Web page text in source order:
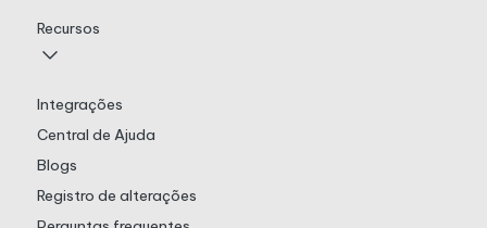
Recursos
Integrações
Central de Ajuda
Blogs
Registro de alterações